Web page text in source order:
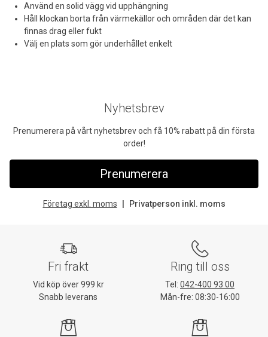
Använd en solid vägg vid upphängning
Håll klockan borta från värmekällor och områden där det kan
finnas drag eller fukt
Välj en plats som gör underhållet enkelt
Nyhetsbrev
Prenumerera på vårt nyhetsbrev och få 10% rabatt på din första
order!
Prenumerera
Företag exkl. moms Privatperson inkl. moms
Fri frakt
Vid köp över 999 kr
Snabb leverans
Ring till oss
Tel: 042-400 93 00
Mån-fre: 08:30-16:00